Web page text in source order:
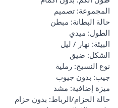
المجموعة: تصميم
حالة البطانة: مبطن
الطول: ميدي
البيئة: نهار / ليل
الشكل: ضيق
نوع النسيج: رملية
جيب: بدون جيوب
ميزة إضافية: مشد
حالة الحزام/الرباط: بدون حزام